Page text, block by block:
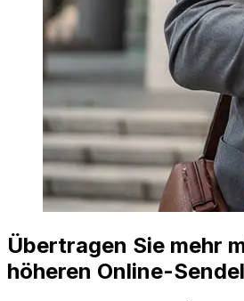
Übertragen Sie mehr
höheren Online-